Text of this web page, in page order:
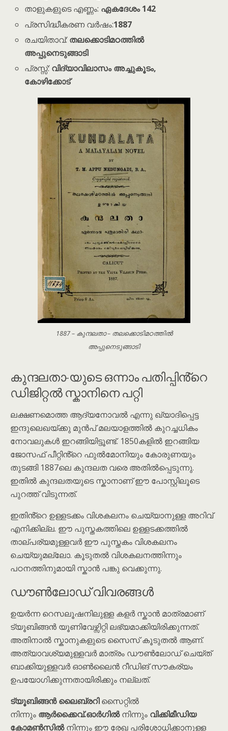
താളുകളുടെ എണ്ണം: ഏകദേശം 142
പ്രസിദ്ധീകരണ വർഷം:1887
രചയിതാവ്:തലക്കൊടിമഠത്തിൽ
അപ്പുനെടുങ്ങാടി
പ്രസ്സ്:വിദ്യാവിലാസം അച്ചുകൂടം,
കോഴിക്കോട്
1887 – കുന്ദലതാ – തലക്കൊടിമഠത്തിൽ
അപ്പുനെടുങ്ങാടി
കുന്ദലതാ-യുടെ ഒന്നാം പതിപ്പിൻ്റെ
ഡിജിറ്റൽ സ്കാനിനെ പറ്റി
ലക്ഷണമൊത്ത ആദ്യനോവൽ എന്നു ഖ്യാദിപ്പെട്ട
ഇന്ദുലെഖയ്ക്കു മുൻപ് മലയാളത്തിൽ കുറച്ചധികം
നോവലുകൾ ഇറങ്ങിയിട്ടൂണ്ട്. 1850കളിൽ ഇറങ്ങിയ
ജോസഫ് പീറ്റിൻ്റെ ഫുൽമോനിയും കോരുണയും
തുടങ്ങി 1887ലെ കുന്ദലത വരെ അതിൽപ്പെടുന്നു.
ഇതിൽ കുന്ദലതയുടെ സ്കാനാണ് ഈ പോസ്റ്റിലൂടെ
പുറത്ത് വിടുന്നത്.
ഇതിൻ്റെ ഉള്ളടക്കം വിശകലനം ചെയ്യാനുള്ള അറിവ്
എനിക്കില്ല. ഈ പുസ്തകത്തിലെ ഉള്ളടക്കത്തിൽ
താല്പര്യമുള്ളവർ ഈ പുസ്തകം വിശകലനം
ചെയ്യുമല്ലോ. കൂടുതൽ വിശകലനത്തിന്നും
പഠനത്തിനുമായി സ്കാൻ പങ്കു വെക്കുന്നു.
ഡൗൺലോഡ് വിവരങ്ങൾ
ഉയർന്ന റെസലൂഷനിലുള്ള കളർ സ്കാൻ മാത്രമാണ്
ട്യൂബിങ്ങൻ യൂണിവേഴ്സിറ്റി ലഭ്യമാക്കിയിരിക്കുന്നത്.
അതിനാൽ സ്കാനുകളുടെ സൈസ് കൂടുതൽ ആണ്.
അത്യാവശ്യമുള്ളവർ മാത്രം ഡൗൺലോഡ് ചെയ്ത്
ബാക്കിയുള്ളവർ ഓൺലൈൻ റീഡിങ് സൗകര്യം
ഉപയോഗിക്കുന്നതായിരിക്കും നല്ലത്.
ട്യൂബിങ്ങൻ ലൈബ്രറിസൈറ്റിൽ
നിന്നും ആർക്കൈവ്.ഓർഗിൽനിന്നും വിക്കിമീഡിയ
കോമൺസിൽനിന്നും ഈ രേഖ പരിശോധിക്കാനുള്ള